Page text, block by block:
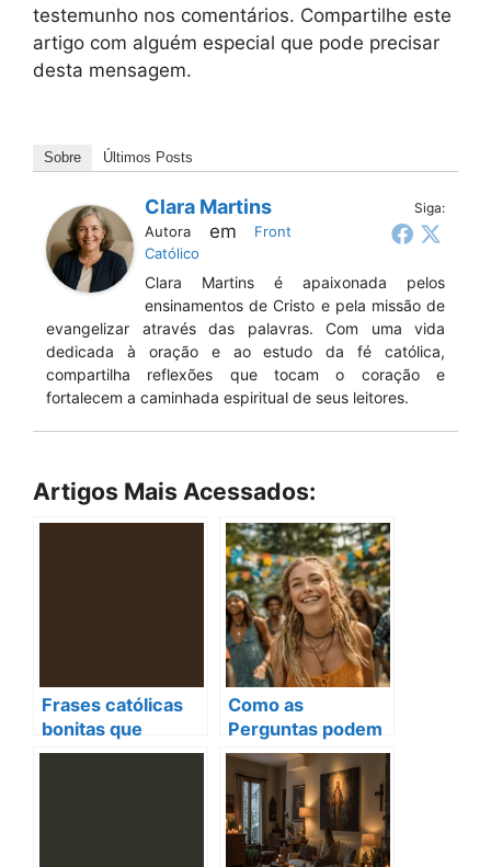
testemunho nos comentários. Compartilhe este
artigo com alguém especial que pode precisar
desta mensagem.
Sobre Últimos Posts
Siga:
Clara Martins
Autora em
Front
Católico
Clara Martins é apaixonada pelos
ensinamentos de Cristo e pela missão de
evangelizar através das palavras. Com uma vida
dedicada à oração e ao estudo da fé católica,
compartilha reflexões que tocam o coração e
fortalecem a caminhada espiritual de seus leitores.
Artigos Mais Acessados:
Frases católicas
bonitas que
transformarão sua
Como as
Perguntas podem
Fortalecer a Sua
Comunidade de
Fé: Descubra o
Poder da Gincana
Espiritual